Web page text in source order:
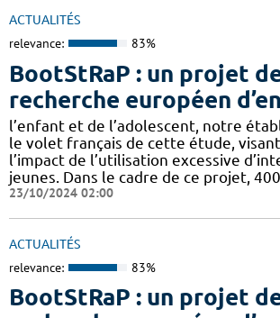
ACTUALITÉS
relevance: 83%
BootStRaP : un projet
recherche européen
l’enfant et de l’adolescent, notre
le volet français de cette étude,
l’impact de l’utilisation excessive
jeunes. Dans le cadre de ce projet, 400
23/10/2024 02:00
ACTUALITÉS
relevance: 83%
BootStRaP : un projet